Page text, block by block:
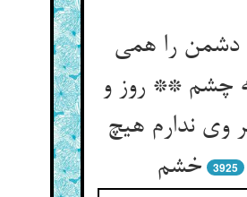
را همی
چشم ** روز و
وی ندارم هیچ
خشم
3925